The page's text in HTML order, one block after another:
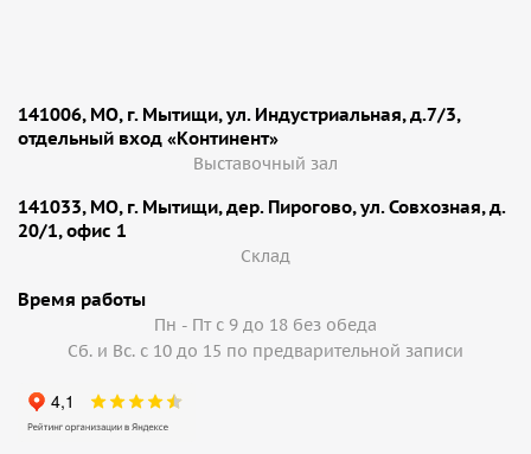
141006, МО, г. Мытищи, ул. Индустриальная, д.7/3,
отдельный вход «Континент»
Выставочный зал
141033, МО, г. Мытищи, дер. Пирогово, ул. Совхозная, д.
20/1, офис 1
Cклад
Время работы
Пн - Пт с 9 до 18 без обеда
Сб. и Вс. с 10 до 15 по предварительной записи